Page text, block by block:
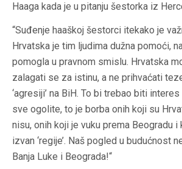
Haaga kada je u pitanju šestorka iz
“Suđenje haaškoj šestorci itekako je
Hrvatska je tim ljudima dužna pomoći,
pomogla u pravnom smislu. Hrvatska
zalagati se za istinu, a ne prihvaćati
‘agresiji’ na BiH. To bi trebao biti
sve ogolite, to je borba onih koji su
nisu, onih koji je vuku prema Beogradu
izvan ‘regije’. Naš pogled u budućnost
Banja Luke i Beograda!“